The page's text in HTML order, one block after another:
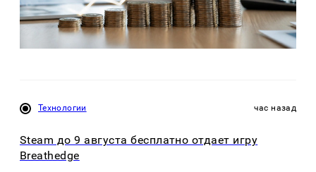
Технологии час назад
Steam до 9 августа бесплатно отдает игру
Breathedge